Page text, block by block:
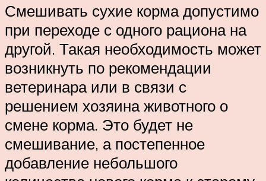
Смешивать сухие корма допустимо
при переходе с одного рациона на
другой. Такая необходимость может
возникнуть по рекомендации
ветеринара или в связи с
решением хозяина животного о
смене корма. Это будет не
смешивание, а постепенное
добавление небольшого